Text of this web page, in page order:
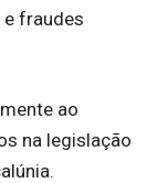
fraudes
ao
na legislação